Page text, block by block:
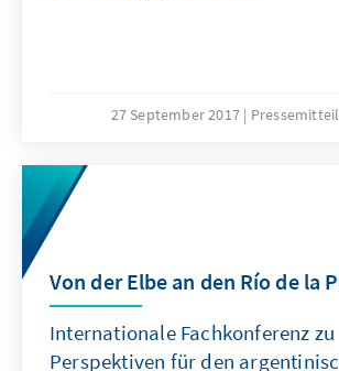
27 September 2017
Von der Elbe an den Río de la
Internationale Fachkonferenz zu
Perspektiven für den